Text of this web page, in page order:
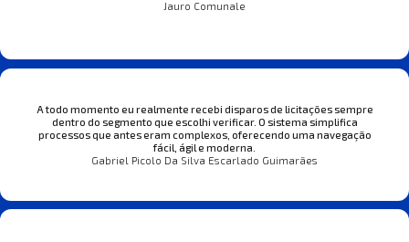
Jauro Comunale
A todo momento eu realmente recebi disparos de licitações sempre
dentro do segmento que escolhi verificar. O sistema simplifica
processos que antes eram complexos, oferecendo uma navegação
fácil, ágil e moderna.
Gabriel Picolo Da Silva Escarlado Guimarães